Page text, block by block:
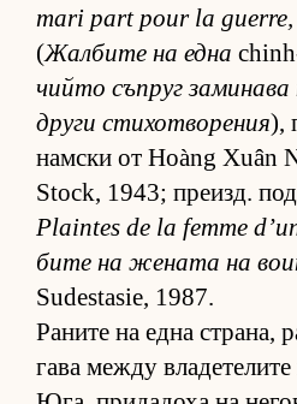
mari part pour la guerre,
(Жал­бите на една
чийто съп­руг за­ми­нава
други сти­хот­во­ре­ния),
нам­ски от Hoàng Xuân
Stock, 1943; пре­изд. под
Plaintes de la femme
бите на же­ната на
Sudestasie, 1987.
Ра­ните на една стра­на,
гава между